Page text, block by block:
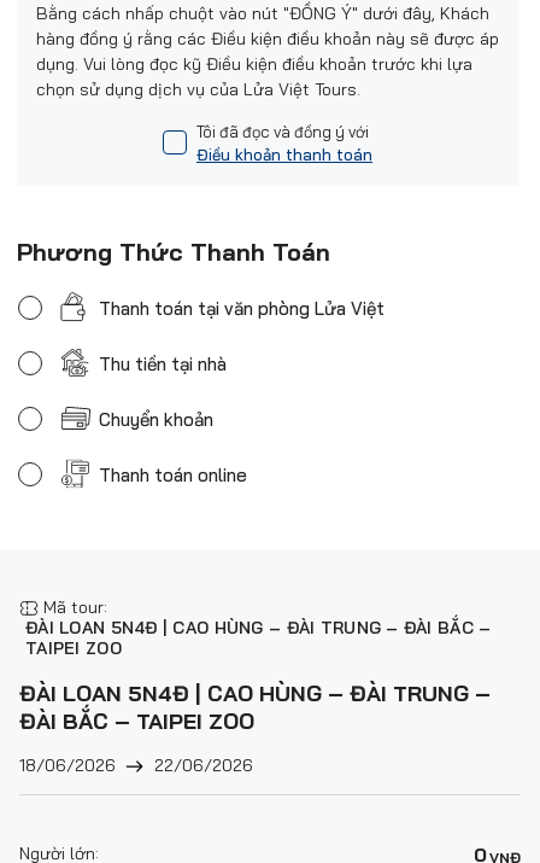
Bằng cách nhấp chuột vào nút "ĐỒNG Ý" dưới đây, Khách
hàng đồng ý rằng các Điều kiện điều khoản này sẽ được áp
dụng. Vui lòng đọc kỹ Điều kiện điều khoản trước khi lựa
chọn sử dụng dịch vụ của Lửa Việt Tours.
Tôi đã đọc và đồng ý với
Điều khoản thanh toán
Phương Thức Thanh Toán
Thanh toán tại văn phòng Lửa Việt
Thu tiền tại nhà
Chuyển khoản
Thanh toán online
Mã tour:
ĐÀI LOAN 5N4Đ | CAO HÙNG – ĐÀI TRUNG – ĐÀI BẮC –
TAIPEI ZOO
ĐÀI LOAN 5N4Đ | CAO HÙNG – ĐÀI TRUNG –
ĐÀI BẮC – TAIPEI ZOO
18/06/2026 22/06/2026
Người lớn: 0VNĐ